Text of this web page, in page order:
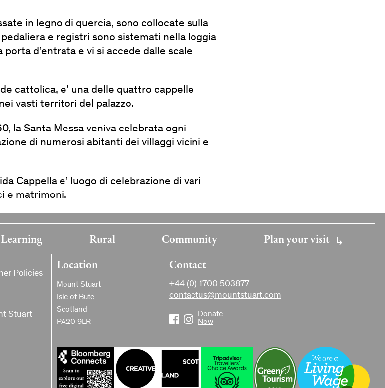
in legno di quercia, sono collocate sulla
e registri sono sistemati nella loggia
porta d’entrata e vi si accede dalle scale
cattolica, e’ una delle quattro cappelle
vasti territori del palazzo.
la Santa Messa veniva celebrata ogni
di numerosi abitanti dei villaggi vicini e
Cappella e’ luogo di celebrazione di vari
e matrimoni.
Learning Rural Community Plan your visit
Policies
Stuart
Location
Mount Stuart
Isle of Bute
Scotland
PA20 9LR
Contact
+44 (0) 1700 503877
contactus@mountstuart.com
Donate
Now